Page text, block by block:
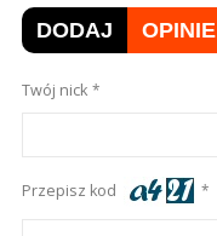
DODAJ OPINIE
Twój nick
Przepisz kod